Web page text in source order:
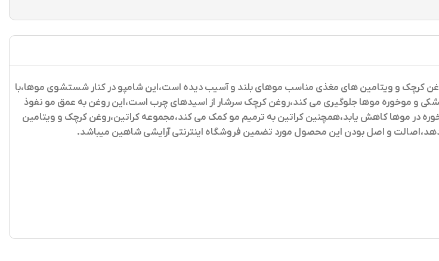
کرچک و ویتامین های مغذی مناسب موهای بلند و آسیب دیده است،این شامپو در کنار شستشوی موها،با
و موخوره موها جلوگیری می کند،روغن کرچک سرشار از اسیدهای چرب است،این روغن به عمق مو نفوذ
در موها کاهش یابد،همچنین کراتین به ترمیم مو کمک می کند،مجموعه کراتین،روغن کرچک و ویتامین
و اصل بودن این محصول مورد تضمین فروشگاه اینترنتی آرایشی شاهین میباشد.